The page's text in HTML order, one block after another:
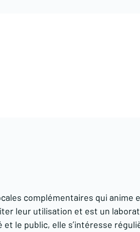
complémentaires qui anime
leur utilisation et est un
le public, elle s’intéresse